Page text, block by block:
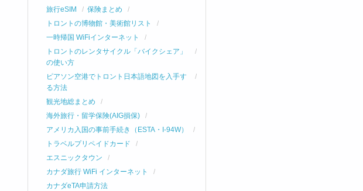
旅行eSIM
保険まとめ
トロントの博物館・美術館リスト
一時帰国 WiFiインターネット
トロントのレンタサイクル「バイクシェア」
の使い方
ピアソン空港でトロント日本語地図を入手す
る方法
観光地総まとめ
海外旅行・留学保険(AIG損保)
アメリカ入国の事前手続き（ESTA・I-94W）
トラベルプリペイドカード
エスニックタウン
カナダ旅行 WiFi インターネット
カナダeTA申請方法